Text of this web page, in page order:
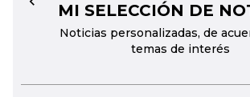
MI SELECCIÓN DE
Noticias personalizadas, de
temas de interés
←